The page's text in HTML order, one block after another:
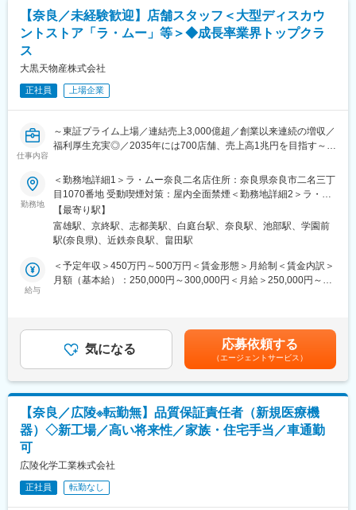
ー・SV・店舗開発などのキャリアパスをご用意しています。将来
キャリアとしては本社、本部などの管理部門などへの異動もチャ
レンジ可能です。
の管理、シフト管理等にも携わります。
■店舗毎の組織構成：
■当社の強み：
画で競合店との差別化を図り、地域密着型のディスカウントスト
アとして愛されています。
・さまざまな指数でのデータ分析でIT技術を活用したり、訴求力
の高い売場づくりを行うことで独自のローコストオペレーション
で圧倒的な低価格を実現しています。
続けるために「2035年に700店舗を出店する」目標を掲げ、本部
と現場が密に連絡を取り合いながらサービス改善を行うための体
変更の範囲：会社の定める業務
【奈良／未経験歓迎】店舗スタッフ＜大型ディスカウ
ントストア「ラ・ムー」等＞◆成長率業界トップクラ
ス
大黒天物産株式会社
正社員 上場企業
仕事内容
～東証プライム上場／連結売上3,000億超／創業以来連続の増収／
福利厚生充実◎／2035年には700店舗、売上高1兆円を目指す～
■業務内容：
同社が運営するメガ・ディスカウントストア「ラ・ムー」やスー
パーディスカウントストア「ディオ」の店舗スタッフとしての業
務をお任せします。上記店舗は現在全国233店舗以上に拡大中。
業界トップクラスの成長率を誇る好調企業で、店舗の繁栄にご活
躍いただける方を募集します！
■業務詳細：
■配属部門・キャリアパス：
・加工食部、青果部、総菜部、精肉部、鮮魚部 など
ー・SV・店舗開発などのキャリアパスをご用意しています。将来
キャリアとしては本社、本部などの管理部門などへの異動もチャ
レンジ可能です。
の管理、シフト管理等にも携わります。
■店舗毎の組織構成：
勤務地
＜勤務地詳細1＞ラ・ムー奈良二名店住所：奈良県奈良市二名三丁
目1070番地 受動喫煙対策：屋内全面禁煙＜勤務地詳細2＞ラ・ム
ー京終店住所：奈良県奈良市南京終町710番地の1 受動喫煙対策：
屋内全面禁煙＜勤務地詳細3＞ディオ上牧店住所：奈良県北葛城郡
上牧町上牧2185番地 受動喫煙対策：屋内全面禁煙変更の範囲：会
【最寄り駅】
富雄駅、京終駅、志都美駅、白庭台駅、奈良駅、池部駅、学園前
駅(奈良県)、近鉄奈良駅、畠田駅
給与
＜予定年収＞450万円～500万円＜賃金形態＞月給制＜賃金内訳＞
月額（基本給）：250,000円～300,000円＜月給＞250,000円～
す。月給(月額)は固定手当を含めた表記です。
気になる 応募依頼する
（エージェントサービス）
【奈良／広陵※転勤無】品質保証責任者（新規医療機
器）◇新工場／高い将来性／家族・住宅手当／車通勤
可
広陵化学工業株式会社
正社員 転勤なし